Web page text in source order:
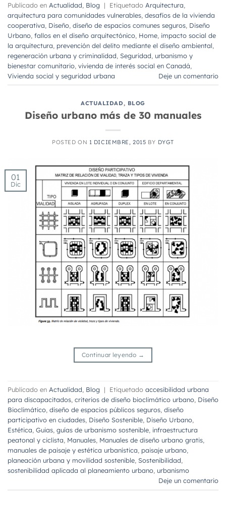
Publicado en Actualidad Blog | Etiquetado Arquitectura
arquitectura para comunidades vulnerables desafíos de la vivienda
cooperativa Diseño diseño de espacios comunes seguros Diseño
Urbano fallos en el diseño arquitectónico Home impacto social de
la arquitectura prevención del delito mediante el diseño ambiental
regeneración urbana y criminalidad Seguridad urbanismo y
bienestar comunitario vivienda de interés social en Canadá
Vivienda social y seguridad urbana
Deje un comentario
ACTUALIDAD, BLOG
Diseño urbano más de 30 manuales
POSTED ON 1 DICIEMBRE, 2015 BY DYGT
01
Dic
Continuar leyendo →
Publicado en Actualidad, Blog | Etiquetado accesibilidad urbana
para discapacitados, criterios de diseño bioclimático urbano, Diseño
Bioclimático, diseño de espacios públicos seguros, diseño
participativo en ciudades, Diseño Sostenible, Diseño Urbano,
Estética, Guias, guías de urbanismo sostenible, infraestructura
peatonal y ciclista, Manuales, Manuales de diseño urbano gratis,
manuales de paisaje y estética urbanística, paisaje urbano,
planeación urbana y movilidad sostenible, Sostenibilidad,
sostenibilidad aplicada al planeamiento urbano, urbanismo
Deje un comentario